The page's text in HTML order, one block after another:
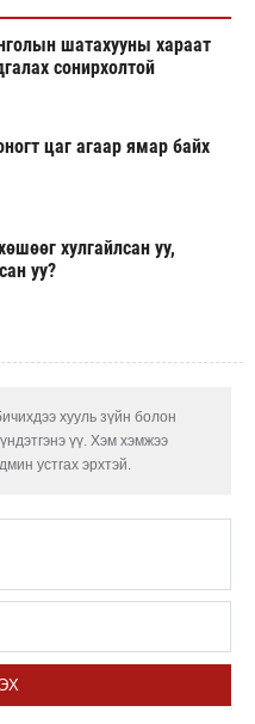
шатахууны хараат
сонирхолтой
цаг агаар ямар байх
хулгайлсан уу,
уу?
хууль зүйн болон
үү. Хэм хэмжээ
устгах эрхтэй.